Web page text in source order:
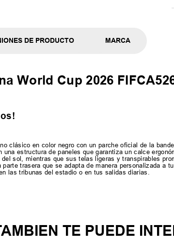
DE PRODUCTO MARCA
World Cup 2026
clásico en color negro con un parche oficial de la
estructura de paneles que garantiza un calce
sol, mientras que sus telas ligeras y transpirables
trasera que se adapta de manera personalizada a
las tribunas del estadio o en tus salidas diarias.
TE PUEDE